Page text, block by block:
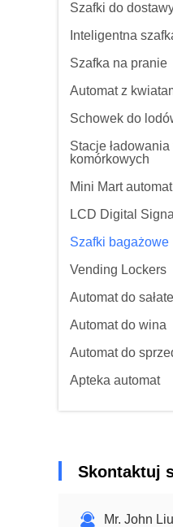
Szafki do
Inteligentna
Szafka na pranie
Automat z
Schowek do
Stacje
komórkowych
Mini Mart automat
LCD Digital
Szafki bagażowe
Vending Lockers
Automat do
Automat do wina
Automat do
Apteka automat
Skontaktuj
Mr. John Liu